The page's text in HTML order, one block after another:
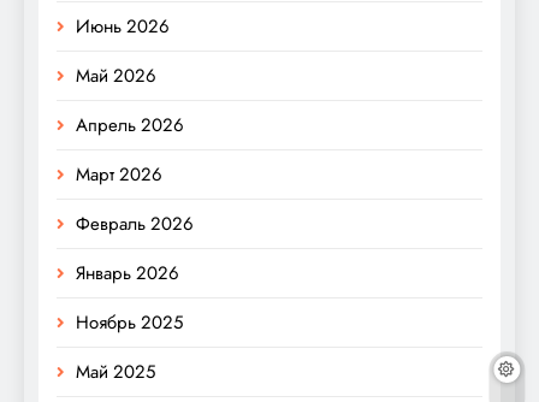
Июнь 2026
Май 2026
Апрель 2026
Март 2026
Февраль 2026
Январь 2026
Ноябрь 2025
Май 2025